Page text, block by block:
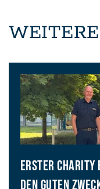
ERSTER
DEN GUTEN